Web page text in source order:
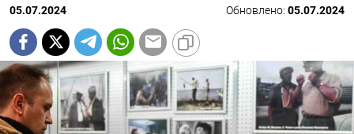
05.07.2024 Обновлено: 05.07.2024